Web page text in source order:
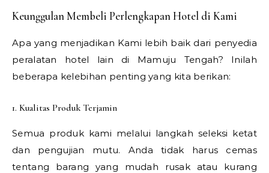
Keunggulan Membeli Perlengkapan Hotel di Kami
Apa yang menjadikan Kami lebih baik dari penyedia
peralatan hotel lain di Mamuju Tengah? Inilah
beberapa kelebihan penting yang kita berikan:
1. Kualitas Produk Terjamin
Semua produk kami melalui langkah seleksi ketat
dan pengujian mutu. Anda tidak harus cemas
tentang barang yang mudah rusak atau kurang